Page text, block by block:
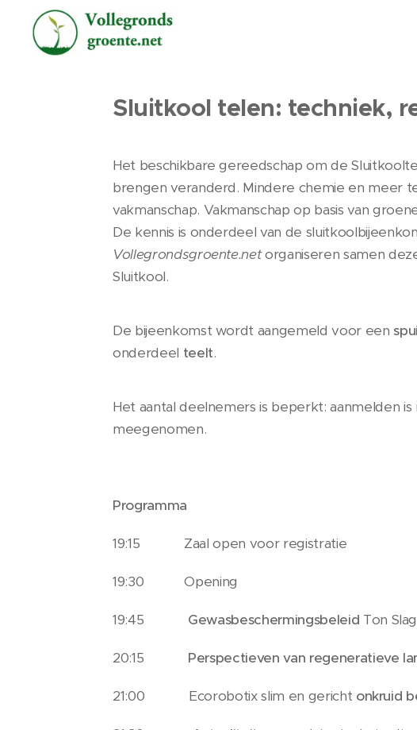
Sluitkool telen: techniek,
Het beschikbare gereedschap om de
brengen veranderd. Mindere chemie en meer
vakmanschap. Vakmanschap op basis van
De kennis is onderdeel van de
Vollegrondsgroente.netorganiseren samen
Sluitkool.
De bijeenkomst wordt aangemeld voor een
onderdeel teelt.
Het aantal deelnemers is beperkt: aanmelden
meegenomen.
Programma
19:15 Zaal open voor registratie
19:30 Opening
19:45 Gewasbeschermingsbeleid Ton
20:15 Perspectieven van regeneratieve
21:00 Ecorobotix slim en gericht onkruid